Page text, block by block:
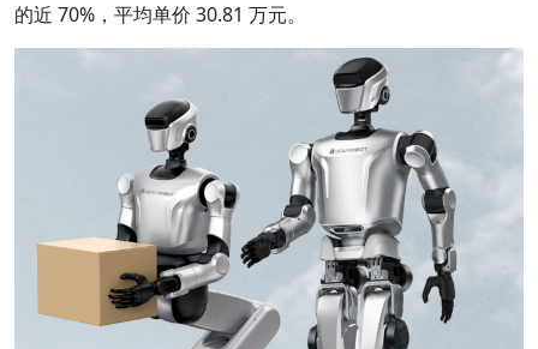
的近 70%，平均单价 30.81 万元。